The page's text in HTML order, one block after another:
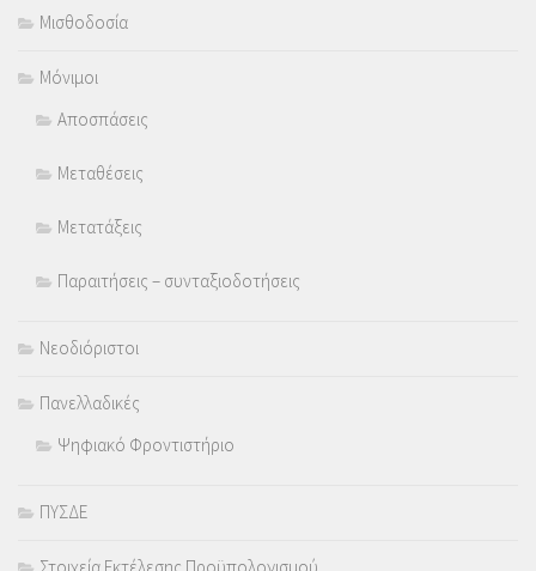
Μισθοδοσία
Μόνιμοι
Αποσπάσεις
Μεταθέσεις
Μετατάξεις
Παραιτήσεις – συνταξιοδοτήσεις
Νεοδιόριστοι
Πανελλαδικές
Ψηφιακό Φροντιστήριο
ΠΥΣΔΕ